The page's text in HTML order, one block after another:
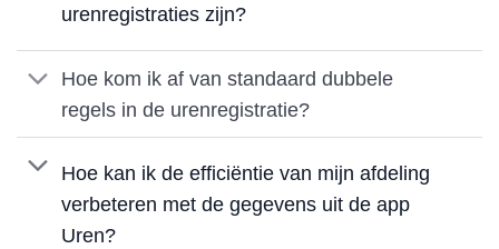
urenregistraties zijn?
Hoe kom ik af van standaard dubbele
regels in de urenregistratie?
Hoe kan ik de efficiëntie van mijn afdeling
verbeteren met de gegevens uit de app
Uren?